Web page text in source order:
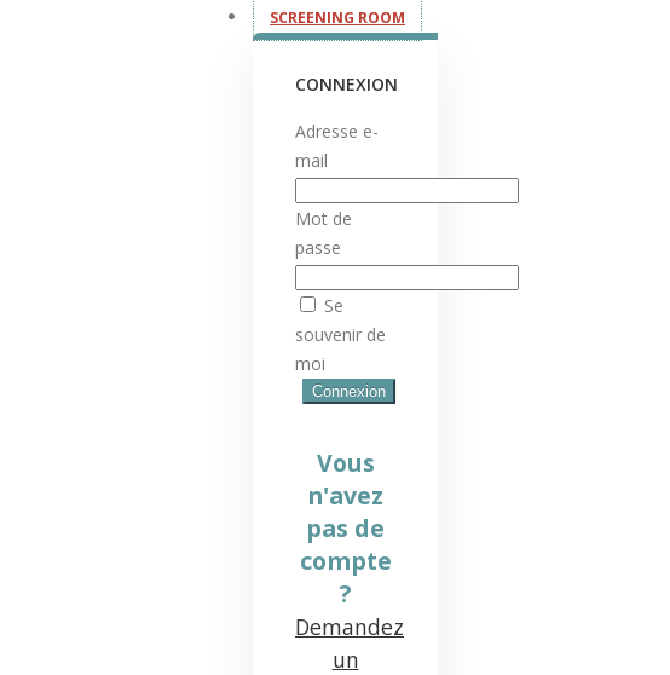
SCREENING ROOM
CONNEXION
Adresse e-
mail
Mot de
passe
Se
souvenir de
moi
Vous
n'avez
pas de
compte
?
Demandez
un